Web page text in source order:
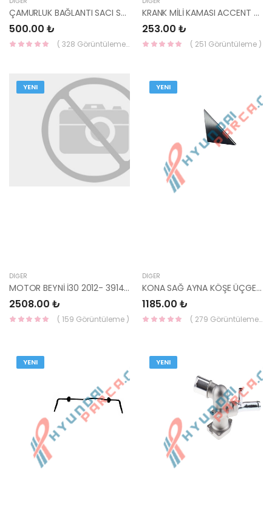
ÇAMURLUK BAĞLANTI SACI SOL İ30 2012- 64577-A5000-HMC
500.00 ₺
( 328 Görüntüleme )
KRANK MİLİ KAMASI ACCENT 95-00 / 00-02 1.3-1.5 / 03-06 1.3 / GETZ 1.3 23125-220
253.00 ₺
( 251 Görüntüleme )
YENI
DIĞER
MOTOR BEYNİ İ30 2012- 39140-2A751-HMC
2508.00 ₺
( 159 Görüntüleme )
YENI
DIĞER
KONA SAĞ AYNA KÖŞE ÜÇGENİ DIŞ 86190-J9000-HMC
1185.00 ₺
( 279 Görüntüleme )
YENI YENI